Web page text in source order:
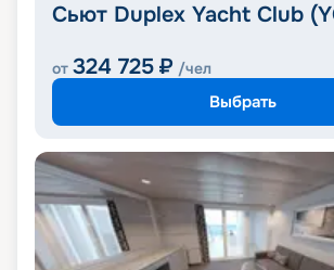
Сьют Duplex Yacht Club
от 324 725 ₽ /чел
Выбрать